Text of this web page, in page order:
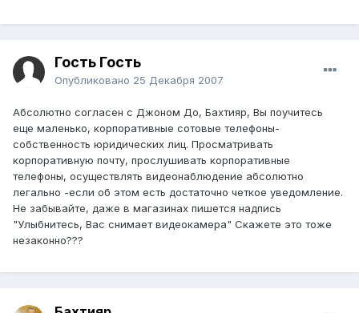
Гость Гость
Опубликовано 25 Декабря 2007
Абсолютно согласен с Джоном До, Бахтияр, Вы поучитесь
еще маленько, корпоративные сотовые телефоны-
собственность юридических лиц. Просматривать
корпоративную почту, прослушивать корпоративные
телефоны, осуществлять видеонаблюдение абсолютно
легально -если об этом есть достаточно четкое уведомление.
Не забывайте, даже в магазинах пишется надпись
"Улыбнитесь, Вас снимает видеокамера" Скажете это тоже
незаконно???